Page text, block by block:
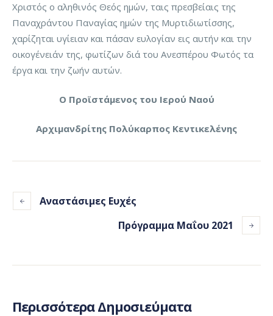
Χριστός ο αληθινός Θεός ημών, ταις πρεσβείαις της
Παναχράντου Παναγίας ημών της Μυρτιδιωτίσσης,
χαρίζηται υγίειαν και πάσαν ευλογίαν εις αυτήν και την
οικογένειάν της, φωτίζων διά του Ανεσπέρου Φωτός τα
έργα και την ζωήν αυτών.
Ο Προϊστάμενος του Ιερού Ναού
Αρχιμανδρίτης Πολύκαρπος Κεντικελένης
Αναστάσιμες Ευχές
Πρόγραμμα Μαΐου 2021
Περισσότερα Δημοσιεύματα